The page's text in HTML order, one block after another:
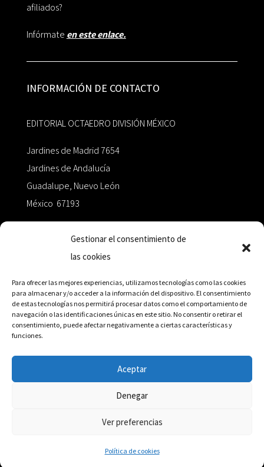
Gestionar el consentimiento de
las cookies
Para ofrecer las mejores experiencias, utilizamos tecnologías como las cookies
para almacenar y/o acceder a la información del dispositivo. El consentimiento
de estas tecnologías nos permitirá procesar datos como el comportamiento de
navegación o las identificaciones únicas en este sitio. No consentir o retirar el
consentimiento, puede afectar negativamente a ciertas características y
funciones.
Aceptar
Denegar
Ver preferencias
Política de cookies
afiliados?
Infórmate en este enlace.
INFORMACIÓN DE CONTACTO
EDITORIAL OCTAEDRO DIVISIÓN MÉXICO
Jardines de Madrid 7654
Jardines de Andalucía
Guadalupe, Nuevo León
México 67193
+52 811.499.5638
RED DE DISTRIBUCIÓN
Distribuidores en México y Octaedro internacional